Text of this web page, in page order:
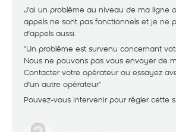
J'ai un problème au niveau de ma ligne
appels ne sont pas fonctionnels et je ne
d'appels aussi.
"Un problème est survenu concernant
Nous ne pouvons pas vous envoyer de
Contacter votre opérateur ou essayez
d'un autre opérateur"
Pouvez-vous intervenir pour régler cette